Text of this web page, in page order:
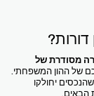
מסודרת של
של ההון המשפחתי.
יחולקו
הבאים.